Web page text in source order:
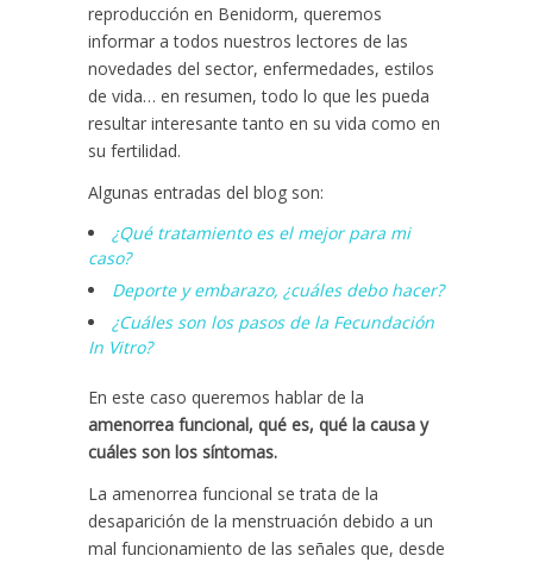
reproducción en Benidorm, queremos
informar a todos nuestros lectores de las
novedades del sector, enfermedades, estilos
de vida… en resumen, todo lo que les pueda
resultar interesante tanto en su vida como en
su fertilidad.
Algunas entradas del blog son:
¿Qué tratamiento es el mejor para mi
caso?
Deporte y embarazo, ¿cuáles debo hacer?
¿Cuáles son los pasos de la Fecundación
In Vitro?
En este caso queremos hablar de la
amenorrea funcional, qué es, qué la causa y
cuáles son los síntomas.
La amenorrea funcional se trata de la
desaparición de la menstruación debido a un
mal funcionamiento de las señales que, desde